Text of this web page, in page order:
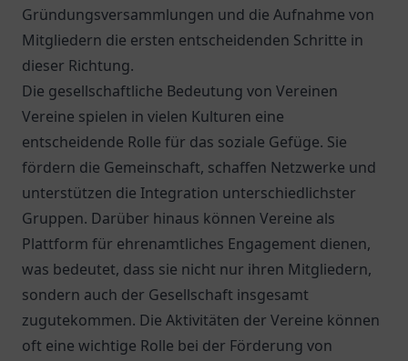
Gründungsversammlungen und die Aufnahme von
Mitgliedern die ersten entscheidenden Schritte in
dieser Richtung.
Die gesellschaftliche Bedeutung von Vereinen
Vereine spielen in vielen Kulturen eine
entscheidende Rolle für das soziale Gefüge. Sie
fördern die Gemeinschaft, schaffen Netzwerke und
unterstützen die Integration unterschiedlichster
Gruppen. Darüber hinaus können Vereine als
Plattform für ehrenamtliches Engagement dienen,
was bedeutet, dass sie nicht nur ihren Mitgliedern,
sondern auch der Gesellschaft insgesamt
zugutekommen. Die Aktivitäten der Vereine können
oft eine wichtige Rolle bei der Förderung von